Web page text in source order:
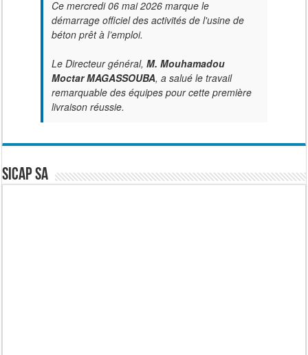
Ce mercredi 06 mai 2026 marque le
démarrage officiel des activités de l'usine de
béton prêt à l’emploi.
Le Directeur général, M. Mouhamadou
Moctar MAGASSOUBA, a salué le travail
remarquable des équipes pour cette première
livraison réussie.
SICAP SA